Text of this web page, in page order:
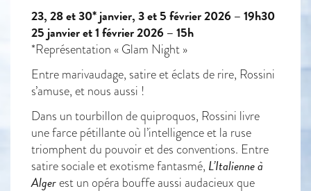
23, 28 et 30* janvier, 3 et 5 février 2026 – 19h30
25 janvier et 1 février 2026 – 15h
*Représentation « Glam Night »
Entre marivaudage, satire et éclats de rire, Rossini
s’amuse, et nous aussi !
Dans un tourbillon de quiproquos, Rossini livre
une farce pétillante où l’intelligence et la ruse
triomphent du pouvoir et des conventions. Entre
satire sociale et exotisme fantasmé, L’Italienne à
Algerest un opéra bouffe aussi audacieux que